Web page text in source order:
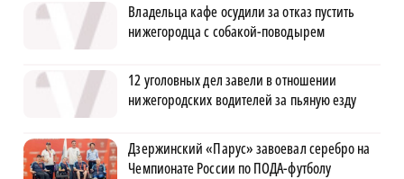
Владельца кафе осудили за отказ пустить
нижегородца с собакой-поводырем
12 уголовных дел завели в отношении
нижегородских водителей за пьяную езду
Дзержинский «Парус» завоевал серебро на
Чемпионате России по ПОДА-футболу